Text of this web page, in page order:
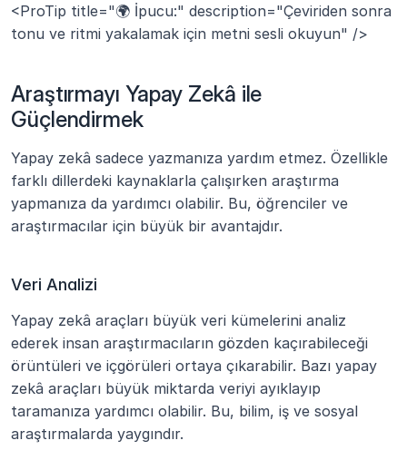
<ProTip title="🌍 İpucu:" description="Çeviriden sonra
tonu ve ritmi yakalamak için metni sesli okuyun" />
Araştırmayı Yapay Zekâ ile
Güçlendirmek
Yapay zekâ sadece yazmanıza yardım etmez. Özellikle
farklı dillerdeki kaynaklarla çalışırken araştırma
yapmanıza da yardımcı olabilir. Bu, öğrenciler ve
araştırmacılar için büyük bir avantajdır.
Veri Analizi
Yapay zekâ araçları büyük veri kümelerini analiz
ederek insan araştırmacıların gözden kaçırabileceği
örüntüleri ve içgörüleri ortaya çıkarabilir. Bazı yapay
zekâ araçları büyük miktarda veriyi ayıklayıp
taramanıza yardımcı olabilir. Bu, bilim, iş ve sosyal
araştırmalarda yaygındır.